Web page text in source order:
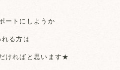
ートにしようか
る方は
ければと思います★